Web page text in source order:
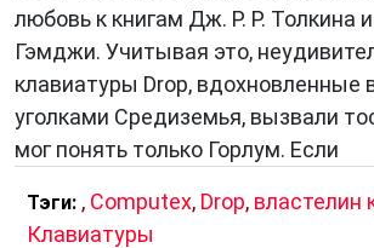
любовь к книгам Дж. Р. Р. Толкина
Гэмджи. Учитывая это,
клавиатуры Drop, вдохновленные
уголками Средиземья, вызвали
мог понять только Горлум. Если
Тэги: , Computex, Drop, властелин
Клавиатуры